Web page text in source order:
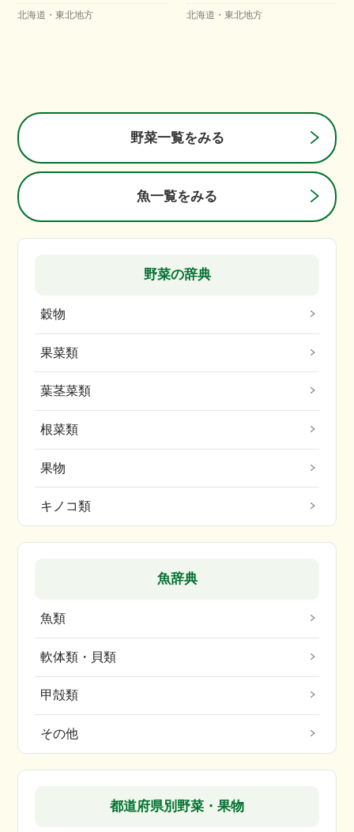
北海道・東北地方 北海道・東北地方
野菜一覧をみる
魚一覧をみる
野菜の辞典
穀物
果菜類
葉茎菜類
根菜類
果物
キノコ類
魚辞典
魚類
軟体類・貝類
甲殻類
その他
都道府県別野菜・果物